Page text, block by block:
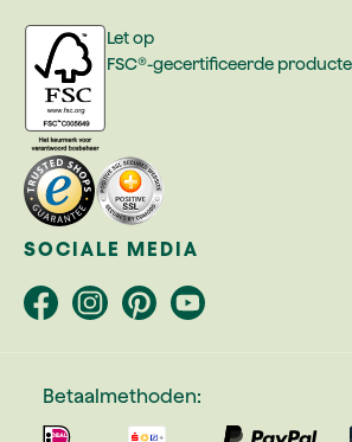
Let op
FSC®-gecertificeerde
SOCIALE MEDIA
Betaalmethoden: